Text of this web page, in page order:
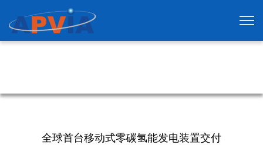
全球首台移动式零碳氢能发电装置交付